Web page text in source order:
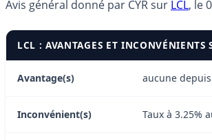
Avis général donné par CYRsur LCL, le
LCL : AVANTAGES ET INCONVÉNIENTS
Avantage(s) aucune
Inconvénient(s) Taux à 3.25%